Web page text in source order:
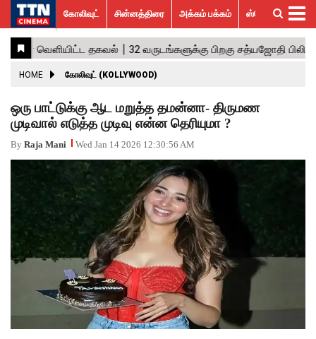
கோலிவுட்
சின்னத்திரை
பாலிவுட்
ஹாலிவுட்
அக்கம்
பக்கம்
ஸ்பெஷல்
ஸ்டோரீஸ்
விமர்சனம்
GALLERY
ACTRESS
ACTORS
MOVIESTILLS
EVENTS
VIDEOS
What’s
Hot
Trending
News
கோலிவுட் சின்னத்திரை அக்கம் பக்கம் ஸ்பெஷல் ஸ்டோரீஸ்
HOME கோலிவுட் (KOLLYWOOD)
ஒரு பாட்டுக்கு ஆட மறுத்த தமன்னா- திருமண
முடிவால் எடுத்த முடிவு என்ன தெரியுமா ?
By Raja Mani Wed Jan 14 2026 12:30:56 AM